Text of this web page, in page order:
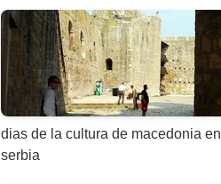
dias de la cultura de macedonia en
serbia